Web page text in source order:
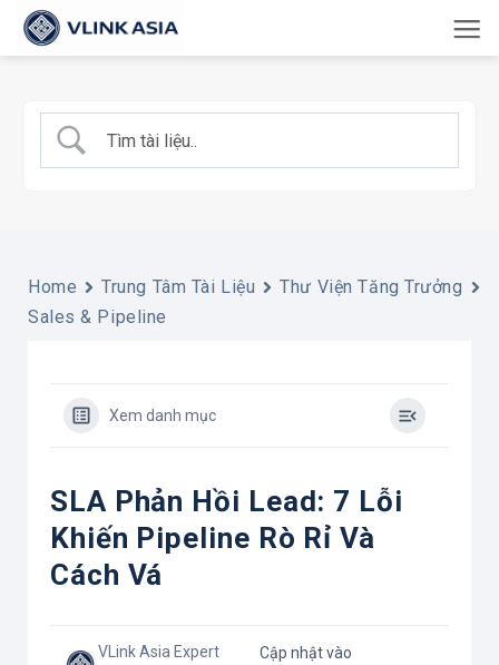
qua
dung
Home Trung Tâm Tài Liệu
Thư Viện Tăng Trưởng
Sales & Pipeline
Xem danh mục
SLA Phản Hồi Lead: 7 Lỗi
Khiến Pipeline Rò Rỉ Và
Cách Vá
VLink Asia Expert
Cập nhật vào